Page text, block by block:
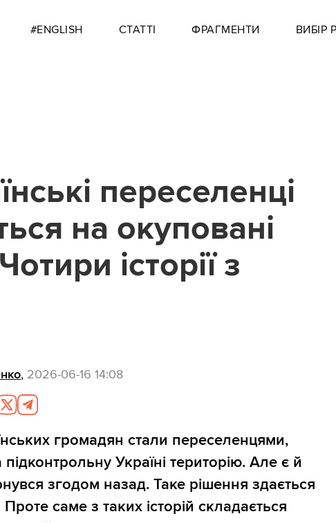
#ENGLISH СТАТТІ ФРАГМЕНТИ ВИБІР
переселенці
на окуповані
історії з
, 2026-06-16 14:08
громадян стали переселенцями,
Україні територію. Але є й
згодом назад. Таке рішення здається
саме з таких історій складається